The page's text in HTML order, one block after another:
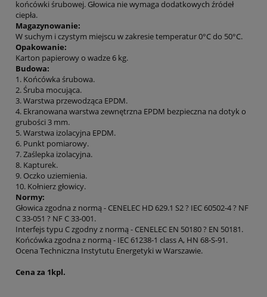
końcówki śrubowej. Głowica nie wymaga dodatkowych źródeł
ciepła.
Magazynowanie:
W suchym i czystym miejscu w zakresie temperatur 0°C do 50°C.
Opakowanie:
Karton papierowy o wadze 6 kg.
Budowa:
1. Końcówka śrubowa.
2. Śruba mocująca.
3. Warstwa przewodząca EPDM.
4. Ekranowana warstwa zewnętrzna EPDM bezpieczna na dotyk o
grubości 3 mm.
5. Warstwa izolacyjna EPDM.
6. Punkt pomiarowy.
7. Zaślepka izolacyjna.
8. Kapturek.
9. Oczko uziemienia.
10. Kołnierz głowicy.
Normy:
Głowica zgodna z normą - CENELEC HD 629.1 S2 ? IEC 60502-4 ? NF
C 33-051 ? NF C 33-001.
Interfejs typu C zgodny z normą - CENELEC EN 50180 ? EN 50181.
Końcówka zgodna z normą - IEC 61238-1 class A, HN 68-S-91.
Ocena Techniczna Instytutu Energetyki w Warszawie.
Cena za 1kpl.